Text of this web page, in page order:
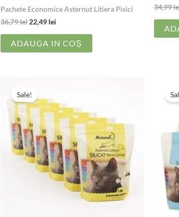
Pachete Economice Asternut Litiera Pisici
36,79lei 22,49 lei
ADAUGA IN COȘ
34,99
Sale!
a
fost:
157,80 lei.
98,94 lei.